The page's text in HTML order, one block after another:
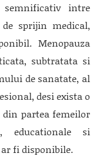
semnificativ intre
sprijin medical,
Menopauza
subtratata si
de sanatate, al
desi exista o
partea femeilor
educationale si
fi disponibile.